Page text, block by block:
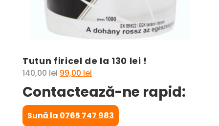
Tutun firicel de la 130 lei !
140,00lei Prețul
inițial
a
fost:
140,00 lei.
99,00 lei
curent
este:
99,00 lei.
Contactează-ne rapid:
Sună la 0765 747 983